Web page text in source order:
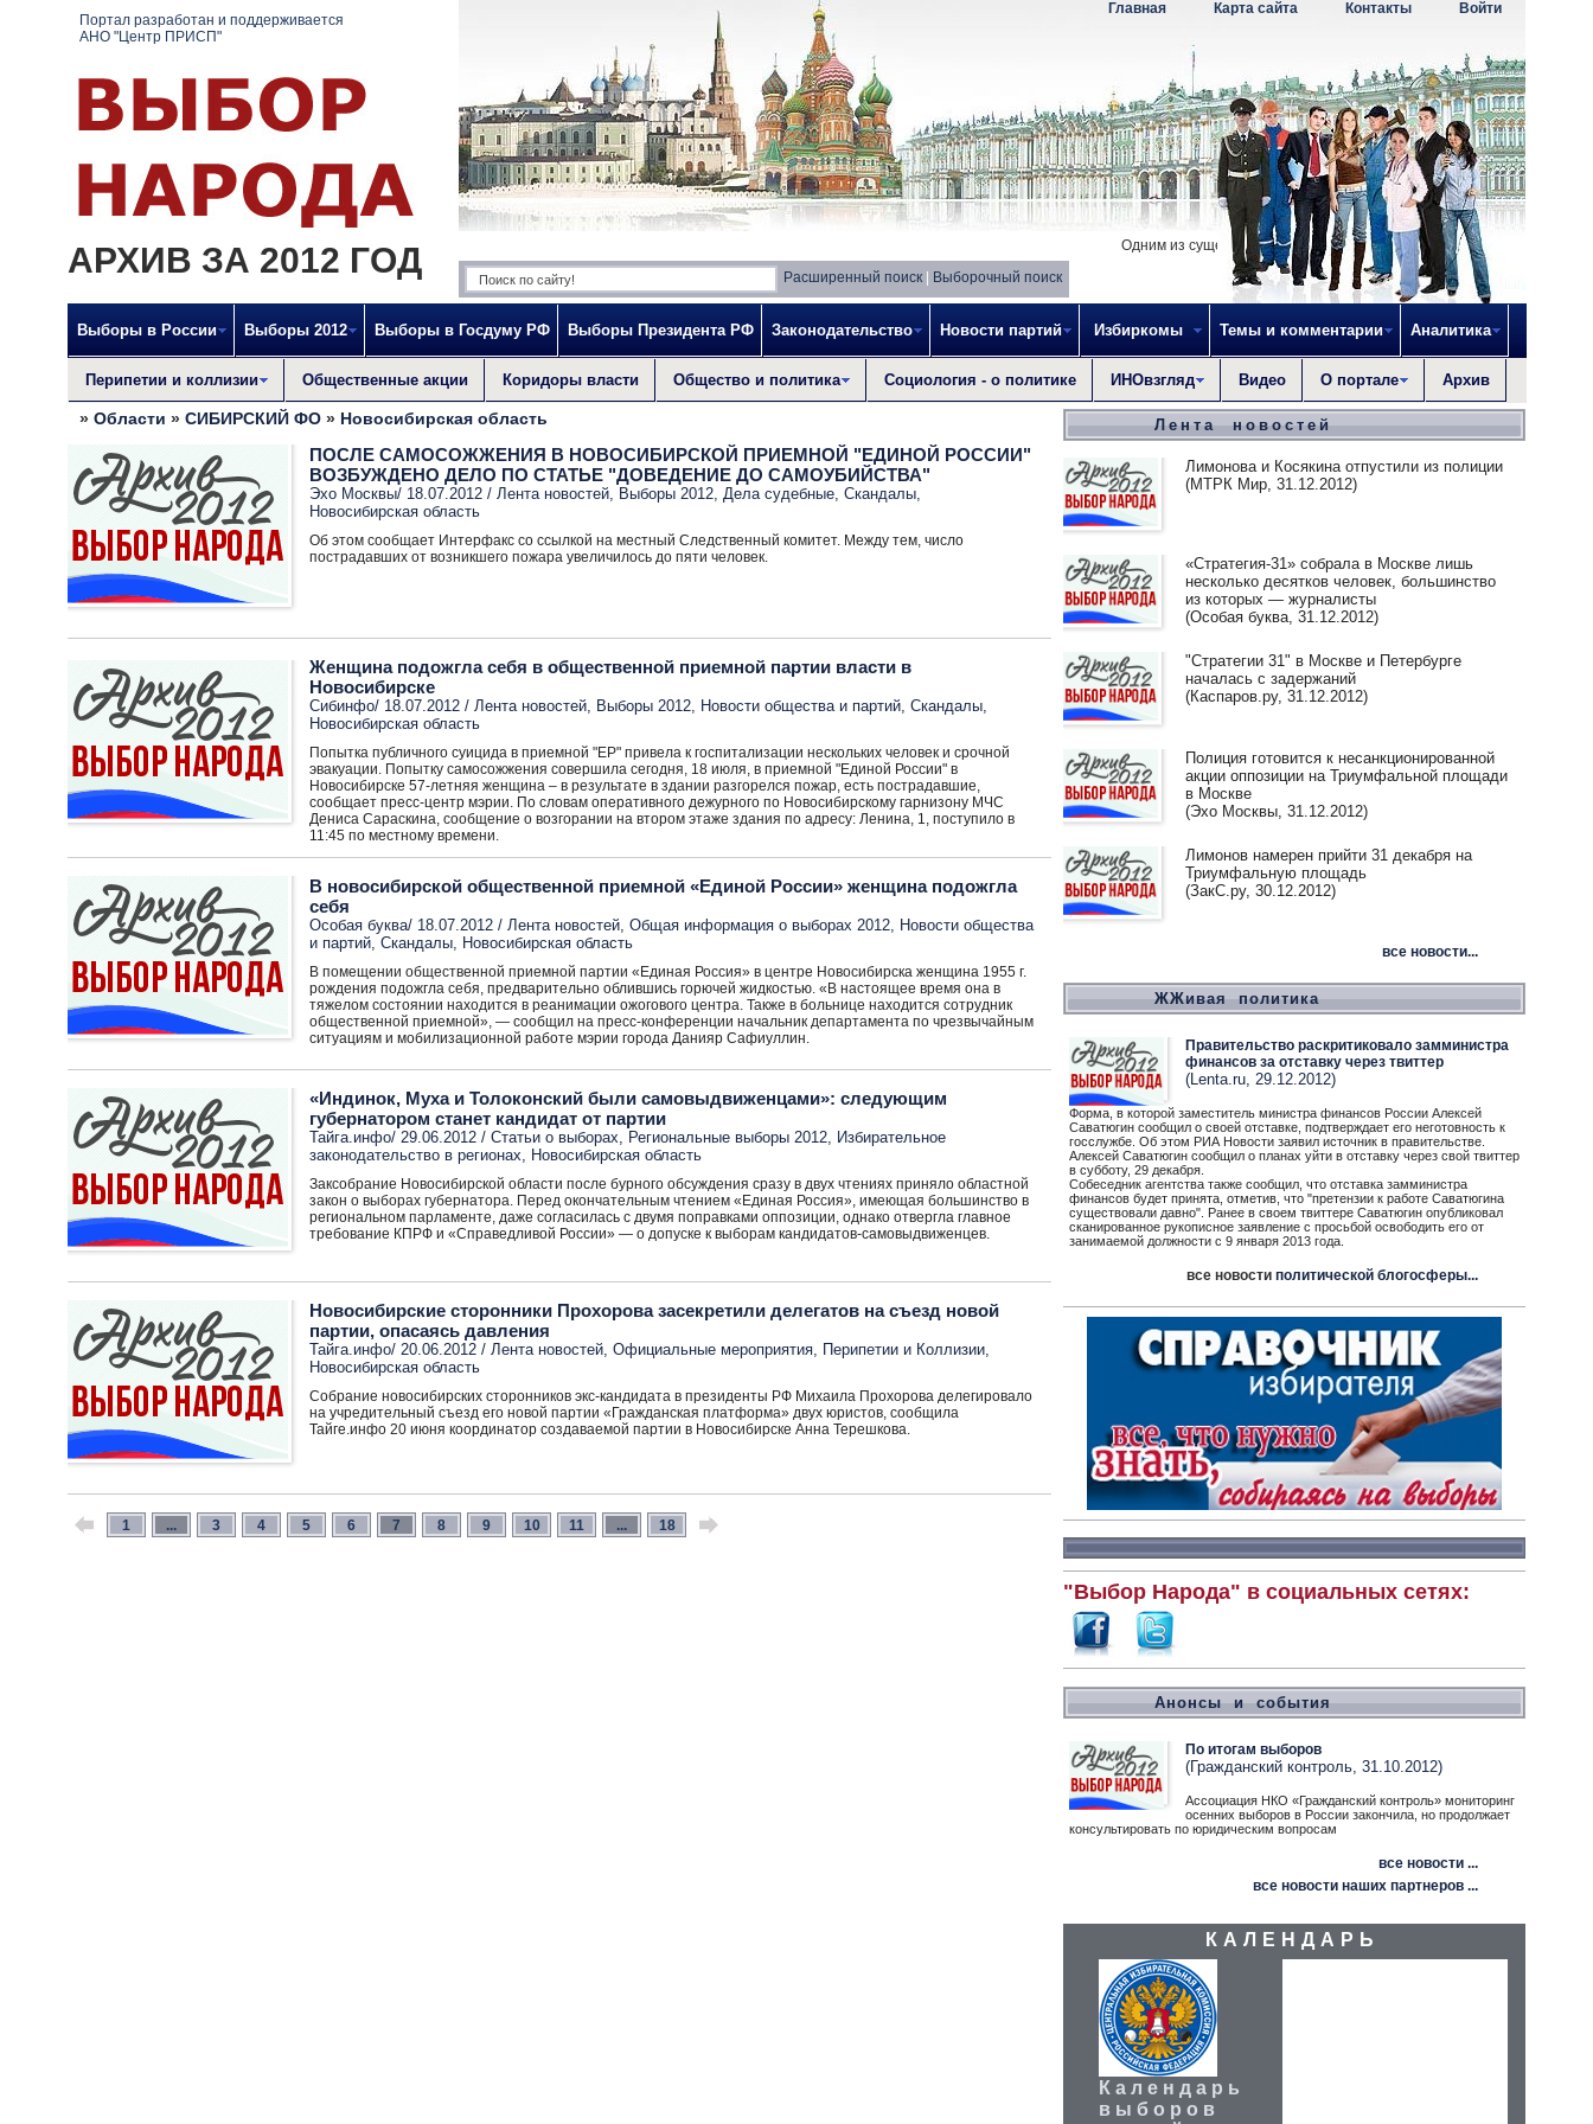
Одним из существенных препятствий для преуспеяния рода
Расширенный поиск
Выборочный поиск
Портал разработан и поддерживается
АНО "Центр ПРИСП"
АРХИВ ЗА 2012 ГОД
Войти
Контакты
Карта сайта
Главная
Выборы в России Выборы 2012 Выборы в Госдуму РФ Выборы Президента РФ Законодательство Новости партий Избиркомы Темы и комментарии Аналитика
Перипетии и коллизии Общественные акции Коридоры власти Общество и политика Социология - о политике ИНОвзгляд Видео О портале Архив
» Области » СИБИРСКИЙ ФО » Новосибирская область
ПОСЛЕ САМОСОЖЖЕНИЯ В НОВОСИБИРСКОЙ ПРИЕМНОЙ "ЕДИНОЙ РОССИИ"
ВОЗБУЖДЕНО ДЕЛО ПО СТАТЬЕ "ДОВЕДЕНИЕ ДО САМОУБИЙСТВА"
Эхо Москвы/ 18.07.2012 / Лента новостей, Выборы 2012, Дела судебные, Скандалы,
Новосибирская область
Об этом сообщает Интерфакс со ссылкой на местный Следственный комитет. Между тем, число
пострадавших от возникшего пожара увеличилось до пяти человек.
Женщина подожгла себя в общественной приемной партии власти в
Новосибирске
Сибинфо/ 18.07.2012 / Лента новостей, Выборы 2012, Новости общества и партий, Скандалы,
Новосибирская область
Попытка публичного суицида в приемной "ЕР" привела к госпитализации нескольких человек и срочной
эвакуации. Попытку самосожжения совершила сегодня, 18 июля, в приемной "Единой России" в
Новосибирске 57-летняя женщина – в результате в здании разгорелся пожар, есть пострадавшие,
сообщает пресс-центр мэрии. По словам оперативного дежурного по Новосибирскому гарнизону МЧС
Дениса Сараскина, сообщение о возгорании на втором этаже здания по адресу: Ленина, 1, поступило в
11:45 по местному времени.
В новосибирской общественной приемной «Единой России» женщина подожгла
себя
Особая буква/ 18.07.2012 / Лента новостей, Общая информация о выборах 2012, Новости общества
и партий, Скандалы, Новосибирская область
В помещении общественной приемной партии «Единая Россия» в центре Новосибирска женщина 1955 г.
рождения подожгла себя, предварительно облившись горючей жидкостью. «В настоящее время она в
тяжелом состоянии находится в реанимации ожогового центра. Также в больнице находится сотрудник
общественной приемной», — сообщил на пресс-конференции начальник департамента по чрезвычайным
ситуациям и мобилизационной работе мэрии города Данияр Сафиуллин.
«Индинок, Муха и Толоконский были самовыдвиженцами»: следующим
губернатором станет кандидат от партии
Тайга.инфo/ 29.06.2012 / Статьи о выборах, Региональные выборы 2012, Избирательное
законодательство в регионах, Новосибирская область
Заксобрание Новосибирской области после бурного обсуждения сразу в двух чтениях приняло областной
закон о выборах губернатора. Перед окончательным чтением «Единая Россия», имеющая большинство в
региональном парламенте, даже согласилась с двумя поправками оппозиции, однако отвергла главное
требование КПРФ и «Справедливой России» — о допуске к выборам кандидатов-самовыдвиженцев.
Новосибирские сторонники Прохорова засекретили делегатов на съезд новой
партии, опасаясь давления
Тайга.инфo/ 20.06.2012 / Лента новостей, Официальные мероприятия, Перипетии и Коллизии,
Новосибирская область
Собрание новосибирских сторонников экс-кандидата в президенты РФ Михаила Прохорова делегировало
на учредительный съезд его новой партии «Гражданская платформа» двух юристов, сообщила
Тайге.инфо 20 июня координатор создаваемой партии в Новосибирске Анна Терешкова.
1 ... 3 4 5 6 7 8 9 10 11 ... 18
Лента новостей
Лимонова и Косякина отпустили из полиции
(МТРК Мир, 31.12.2012)
«Стратегия-31» собрала в Москве лишь
несколько десятков человек, большинство
из которых — журналисты
(Особая буква, 31.12.2012)
"Стратегии 31" в Москве и Петербурге
началась с задержаний
(Каспаров.ру, 31.12.2012)
Полиция готовится к несанкционированной
акции оппозиции на Триумфальной площади
в Москве
(Эхо Москвы, 31.12.2012)
Лимонов намерен прийти 31 декабря на
Триумфальную площадь
(ЗакС.ру, 30.12.2012)
все новости...
ЖЖивая политика
Правительство раскритиковало замминистра
финансов за отставку через твиттер
(Lenta.ru, 29.12.2012)
Форма, в которой заместитель министра финансов России Алексей
Саватюгин сообщил о своей отставке, подтверждает его неготовность к
госслужбе. Об этом РИА Новости заявил источник в правительстве.
Алексей Саватюгин сообщил о планах уйти в отставку через свой твиттер
в субботу, 29 декабря.
Собеседник агентства также сообщил, что отставка замминистра
финансов будет принята, отметив, что "претензии к работе Саватюгина
существовали давно". Ранее в своем твиттере Саватюгин опубликовал
сканированное рукописное заявление с просьбой освободить его от
занимаемой должности с 9 января 2013 года.
все новости политической блогосферы...
"Выбор Народа" в социальных сетях:
Анонсы и события
По итогам выборов
(Гражданский контроль, 31.10.2012)
Ассоциация НКО «Гражданский контроль» мониторинг
осенних выборов в России закончила, но продолжает
консультировать по юридическим вопросам
все новости ...
все новости наших партнеров ...
КАЛЕНДАРЬ
Календарь
выборов